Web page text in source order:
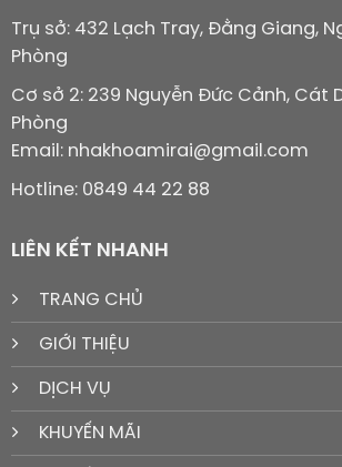
Trụ sở: 432 Lạch Tray, Đằng Giang,
Phòng
Cơ sở 2: 239 Nguyễn Đức Cảnh, Cát
Phòng
Email: nhakhoamirai@gmail.com
Hotline: 0849 44 22 88
LIÊN KẾT NHANH
TRANG CHỦ
GIỚI THIỆU
DỊCH VỤ
KHUYẾN MÃI